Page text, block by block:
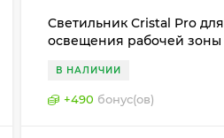
Cветильник Cristal Pro для
освещения рабочей зоны
В НАЛИЧИИ
+490 бонус(ов)